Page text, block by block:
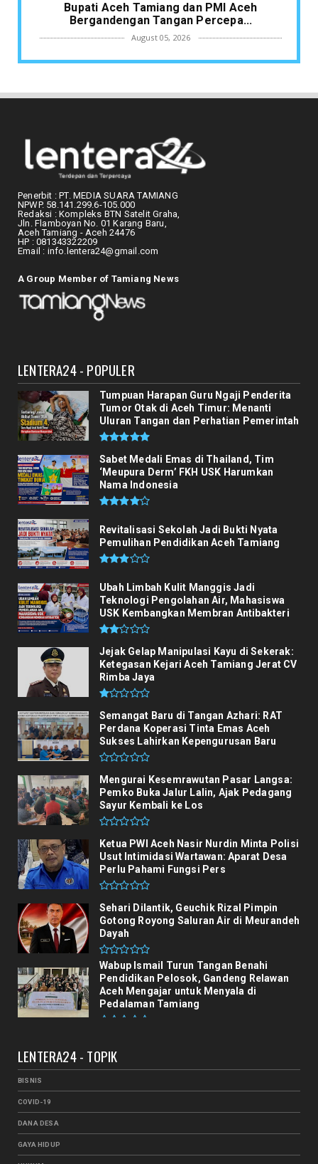
Bupati Aceh Tamiang dan PMI Aceh
Bergandengan Tangan Percepa...
August 05, 2026
KLIPING
Induk, Pedagang Diminta...
Mengurai Kesemrawutan Pasar Langsa:
Pemko Buka Jalur Lalin, ...
ACEH MENGAJAR
Wabup Ismail Turun Tangan Benahi
Pendidikan Pelosok, Gandeng...
August 04, 2026
ACEH TIMUR
BPMA dan Medco E&P Malaka Latih Puluhan
Guru di Aceh Timur, ...
Tak Tahan Beban Pascabanjir dan Judi
Online, Ratusan Istri ...
August 04, 2026
Penerbit : PT. MEDIA SUARA TAMIANG
NPWP. 58.141.299.6-105.000
Redaksi : Kompleks BTN Satelit Graha,
Jln. Flamboyan No. 01 Karang Baru,
Aceh Tamiang - Aceh 24476
HP : 081343322209
Email : info.lentera24@gmail.com
A Group Member of Tamiang News
LENTERA24 - POPULER
Tumpuan Harapan Guru Ngaji Penderita
Tumor Otak di Aceh Timur: Menanti
Uluran Tangan dan Perhatian Pemerintah
Sabet Medali Emas di Thailand, Tim
‘Meupura Derm’ FKH USK Harumkan
Nama Indonesia
Revitalisasi Sekolah Jadi Bukti Nyata
Pemulihan Pendidikan Aceh Tamiang
Ubah Limbah Kulit Manggis Jadi
Teknologi Pengolahan Air, Mahasiswa
USK Kembangkan Membran Antibakteri
Jejak Gelap Manipulasi Kayu di Sekerak:
Ketegasan Kejari Aceh Tamiang Jerat CV
Rimba Jaya
Semangat Baru di Tangan Azhari: RAT
Perdana Koperasi Tinta Emas Aceh
Sukses Lahirkan Kepengurusan Baru
Mengurai Kesemrawutan Pasar Langsa:
Pemko Buka Jalur Lalin, Ajak Pedagang
Sayur Kembali ke Los
Ketua PWI Aceh Nasir Nurdin Minta Polisi
Usut Intimidasi Wartawan: Aparat Desa
Perlu Pahami Fungsi Pers
Sehari Dilantik, Geuchik Rizal Pimpin
Gotong Royong Saluran Air di Meurandeh
Dayah
Wabup Ismail Turun Tangan Benahi
Pendidikan Pelosok, Gandeng Relawan
Aceh Mengajar untuk Menyala di
Pedalaman Tamiang
LENTERA24 - TOPIK
BISNIS
COVID-19
DANA DESA
GAYA HIDUP